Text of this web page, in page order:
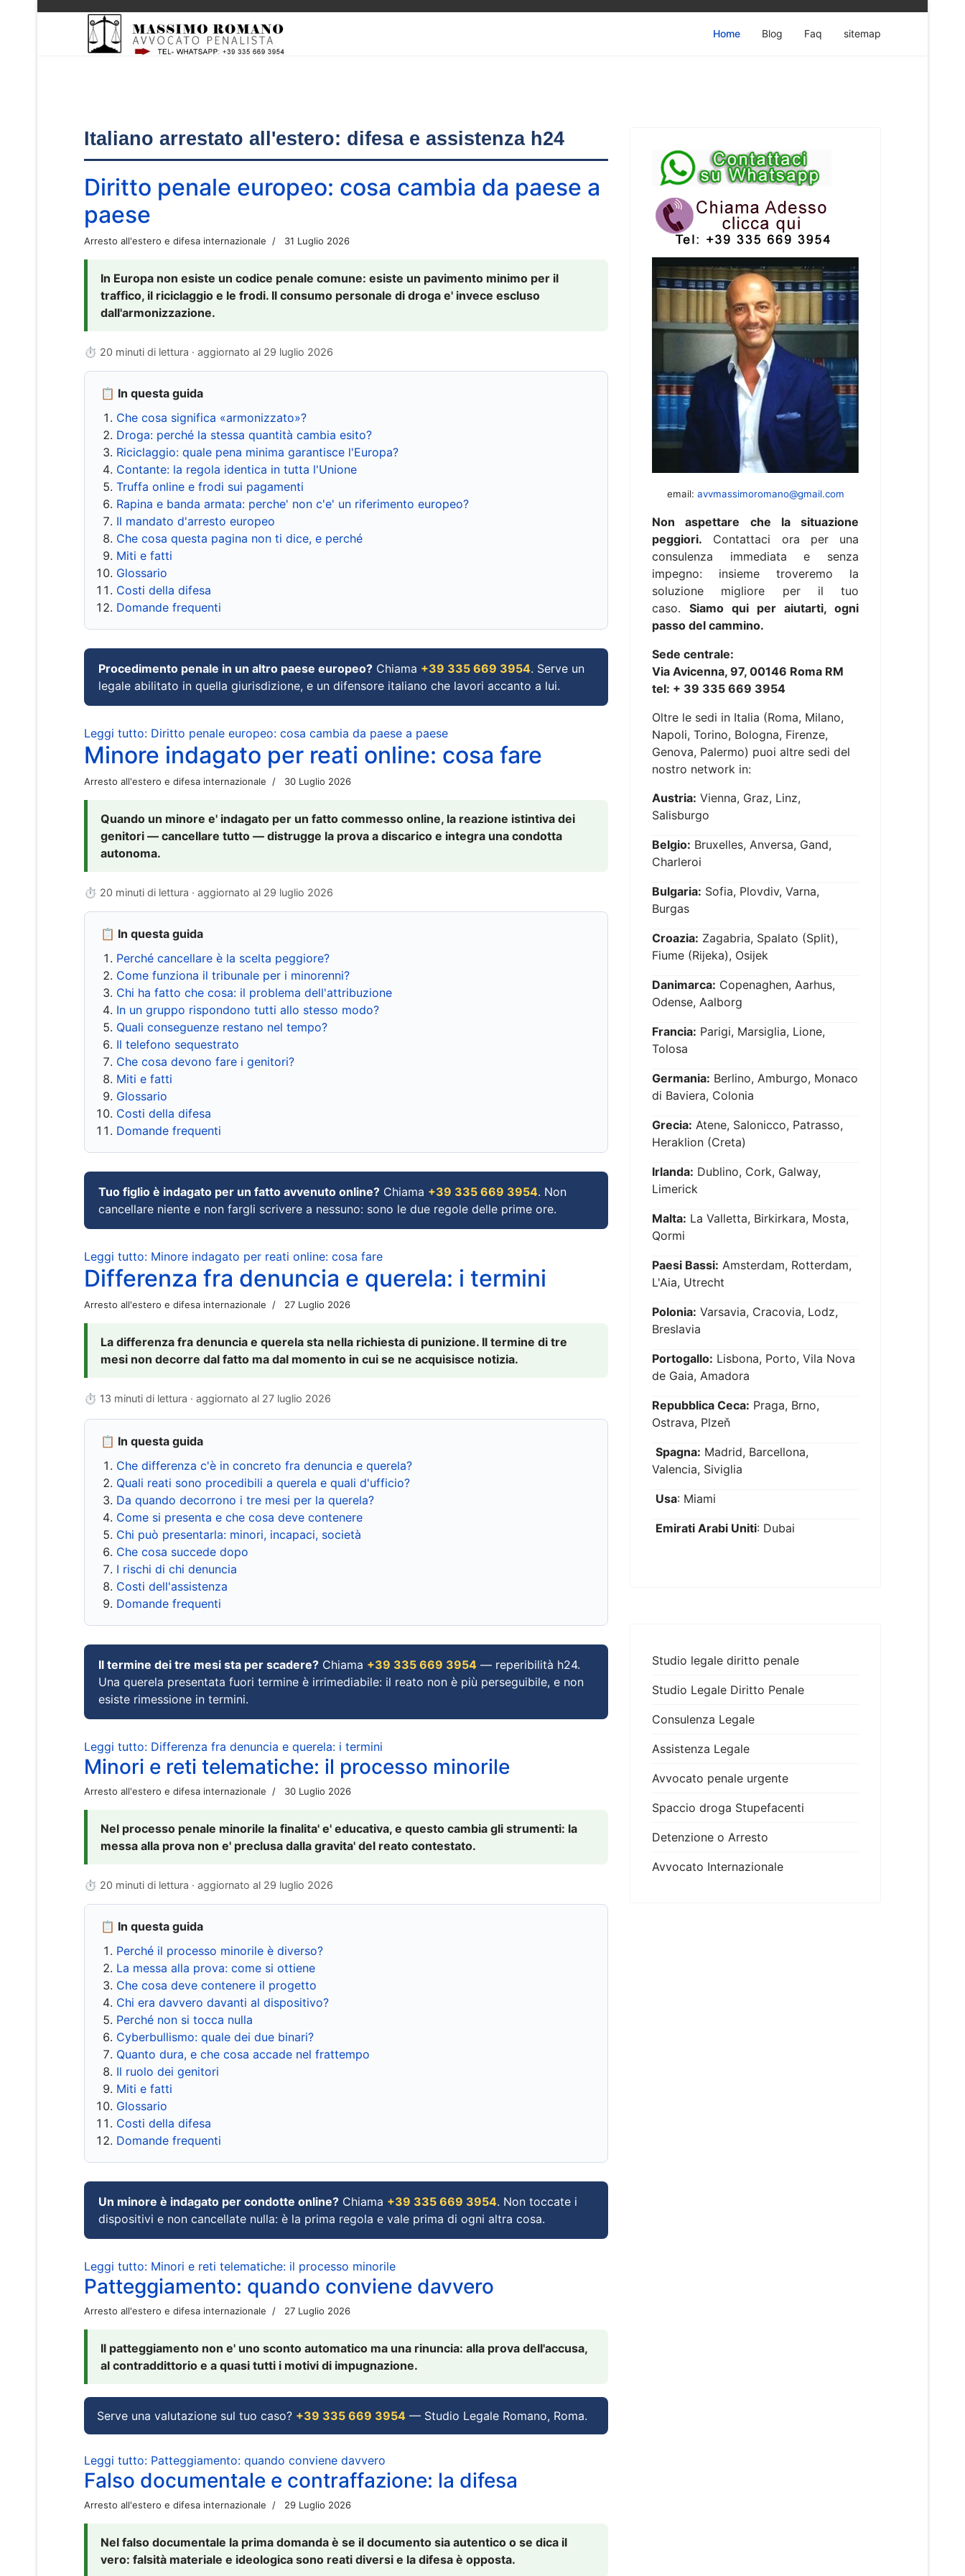
Home Blog Faq sitemap
Italiano arrestato all'estero: difesa e assistenza h24
Diritto penale europeo: cosa cambia da paese a
paese
Arresto all'estero e difesa internazionale 31 Luglio 2026
In Europa non esiste un codice penale comune: esiste un pavimento minimo per il
traffico, il riciclaggio e le frodi. Il consumo personale di droga e' invece escluso
dall'armonizzazione.
⏱ 20 minuti di lettura · aggiornato al 29 luglio 2026
📋 In questa guida
Che cosa significa «armonizzato»?
Droga: perché la stessa quantità cambia esito?
Riciclaggio: quale pena minima garantisce l'Europa?
Contante: la regola identica in tutta l'Unione
Truffa online e frodi sui pagamenti
Rapina e banda armata: perche' non c'e' un riferimento europeo?
Il mandato d'arresto europeo
Che cosa questa pagina non ti dice, e perché
Miti e fatti
Glossario
Costi della difesa
Domande frequenti
Procedimento penale in un altro paese europeo? Chiama +39 335 669 3954. Serve un
legale abilitato in quella giurisdizione, e un difensore italiano che lavori accanto a lui.
Leggi tutto: Diritto penale europeo: cosa cambia da paese a paese
Minore indagato per reati online: cosa fare
Arresto all'estero e difesa internazionale 30 Luglio 2026
Quando un minore e' indagato per un fatto commesso online, la reazione istintiva dei
genitori — cancellare tutto — distrugge la prova a discarico e integra una condotta
autonoma.
⏱ 20 minuti di lettura · aggiornato al 29 luglio 2026
📋 In questa guida
Perché cancellare è la scelta peggiore?
Come funziona il tribunale per i minorenni?
Chi ha fatto che cosa: il problema dell'attribuzione
In un gruppo rispondono tutti allo stesso modo?
Quali conseguenze restano nel tempo?
Il telefono sequestrato
Che cosa devono fare i genitori?
Miti e fatti
Glossario
Costi della difesa
Domande frequenti
Tuo figlio è indagato per un fatto avvenuto online? Chiama +39 335 669 3954. Non
cancellare niente e non fargli scrivere a nessuno: sono le due regole delle prime ore.
Leggi tutto: Minore indagato per reati online: cosa fare
Differenza fra denuncia e querela: i termini
Arresto all'estero e difesa internazionale 27 Luglio 2026
La differenza fra denuncia e querela sta nella richiesta di punizione. Il termine di tre
mesi non decorre dal fatto ma dal momento in cui se ne acquisisce notizia.
⏱ 13 minuti di lettura · aggiornato al 27 luglio 2026
📋 In questa guida
Che differenza c'è in concreto fra denuncia e querela?
Quali reati sono procedibili a querela e quali d'ufficio?
Da quando decorrono i tre mesi per la querela?
Come si presenta e che cosa deve contenere
Chi può presentarla: minori, incapaci, società
Che cosa succede dopo
I rischi di chi denuncia
Costi dell'assistenza
Domande frequenti
Il termine dei tre mesi sta per scadere? Chiama +39 335 669 3954 — reperibilità h24.
Una querela presentata fuori termine è irrimediabile: il reato non è più perseguibile, e non
esiste rimessione in termini.
Leggi tutto: Differenza fra denuncia e querela: i termini
Minori e reti telematiche: il processo minorile
Arresto all'estero e difesa internazionale 30 Luglio 2026
Nel processo penale minorile la finalita' e' educativa, e questo cambia gli strumenti: la
messa alla prova non e' preclusa dalla gravita' del reato contestato.
⏱ 20 minuti di lettura · aggiornato al 29 luglio 2026
📋 In questa guida
Perché il processo minorile è diverso?
La messa alla prova: come si ottiene
Che cosa deve contenere il progetto
Chi era davvero davanti al dispositivo?
Perché non si tocca nulla
Cyberbullismo: quale dei due binari?
Quanto dura, e che cosa accade nel frattempo
Il ruolo dei genitori
Miti e fatti
Glossario
Costi della difesa
Domande frequenti
Un minore è indagato per condotte online? Chiama +39 335 669 3954. Non toccate i
dispositivi e non cancellate nulla: è la prima regola e vale prima di ogni altra cosa.
Leggi tutto: Minori e reti telematiche: il processo minorile
Patteggiamento: quando conviene davvero
Arresto all'estero e difesa internazionale 27 Luglio 2026
Il patteggiamento non e' uno sconto automatico ma una rinuncia: alla prova dell'accusa,
al contraddittorio e a quasi tutti i motivi di impugnazione.
Serve una valutazione sul tuo caso? +39 335 669 3954 — Studio Legale Romano, Roma.
Leggi tutto: Patteggiamento: quando conviene davvero
Falso documentale e contraffazione: la difesa
Arresto all'estero e difesa internazionale 29 Luglio 2026
Nel falso documentale la prima domanda è se il documento sia autentico o se dica il
vero: falsità materiale e ideologica sono reati diversi e la difesa è opposta.
email: avvmassimoromano@gmail.com
Non aspettare che la situazione
peggiori. Contattaci ora per una
consulenza immediata e senza
impegno: insieme troveremo la
soluzione migliore per il tuo
caso. Siamo qui per aiutarti, ogni
passo del cammino.
Sede centrale:
Via Avicenna, 97, 00146 Roma RM
tel: + 39 335 669 3954
Oltre le sedi in Italia (Roma, Milano,
Napoli, Torino, Bologna, Firenze,
Genova, Palermo) puoi altre sedi del
nostro network in:
Austria: Vienna, Graz, Linz,
Salisburgo
Belgio: Bruxelles, Anversa, Gand,
Charleroi
Bulgaria: Sofia, Plovdiv, Varna,
Burgas
Croazia: Zagabria, Spalato (Split),
Fiume (Rijeka), Osijek
Danimarca: Copenaghen, Aarhus,
Odense, Aalborg
Francia: Parigi, Marsiglia, Lione,
Tolosa
Germania: Berlino, Amburgo, Monaco
di Baviera, Colonia
Grecia: Atene, Salonicco, Patrasso,
Heraklion (Creta)
Irlanda: Dublino, Cork, Galway,
Limerick
Malta: La Valletta, Birkirkara, Mosta,
Qormi
Paesi Bassi: Amsterdam, Rotterdam,
L'Aia, Utrecht
Polonia: Varsavia, Cracovia, Lodz,
Breslavia
Portogallo: Lisbona, Porto, Vila Nova
de Gaia, Amadora
Repubblica Ceca: Praga, Brno,
Ostrava, Plzeň
Spagna: Madrid, Barcellona,
Valencia, Siviglia
Usa: Miami
Emirati Arabi Uniti: Dubai
Studio legale diritto penale
Studio Legale Diritto Penale
Consulenza Legale
Assistenza Legale
Avvocato penale urgente
Spaccio droga Stupefacenti
Detenzione o Arresto
Avvocato Internazionale